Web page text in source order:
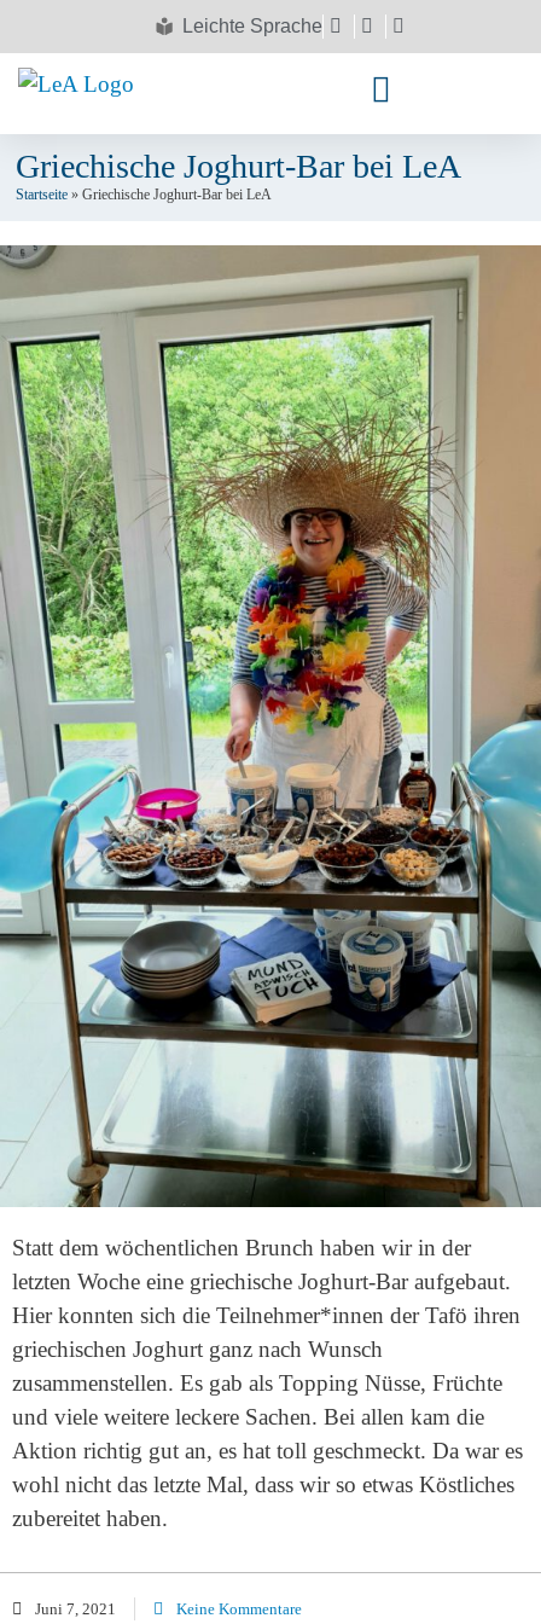
Leichte Sprache
Griechische Joghurt-Bar bei LeA
Startseite » Griechische Joghurt-Bar bei LeA
Statt dem wöchentlichen Brunch haben wir in der
letzten Woche eine griechische Joghurt-Bar aufgebaut.
Hier konnten sich die Teilnehmer*innen der Tafö ihren
griechischen Joghurt ganz nach Wunsch
zusammenstellen. Es gab als Topping Nüsse, Früchte
und viele weitere leckere Sachen. Bei allen kam die
Aktion richtig gut an, es hat toll geschmeckt. Da war es
wohl nicht das letzte Mal, dass wir so etwas Köstliches
zubereitet haben.
Juni 7, 2021 Keine Kommentare